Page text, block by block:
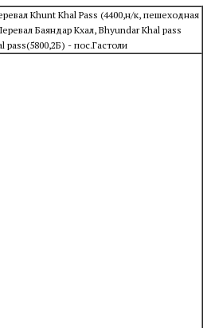
Khunt Khal Pass (4400,н/к, пешеходная
Баяндар Кхал, Bhyundar Khal pass
pass(5800,2Б) - пос.Гастоли